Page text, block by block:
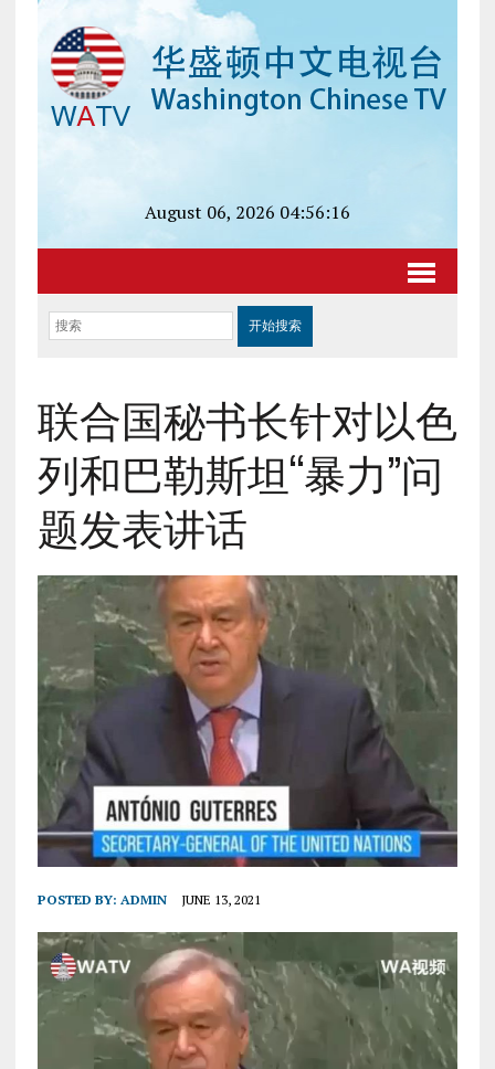
August 06, 2026 04:56:16
联合国秘书长针对以色
列和巴勒斯坦“暴力”问
题发表讲话
POSTED BY: ADMIN JUNE 13, 2021